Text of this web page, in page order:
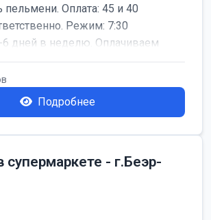
пельмени. Оплата: 45 и 40
Режим: 7:30
6 дней в неделю. Оплачиваем
Подробнее
супермаркете - г.Беэр-